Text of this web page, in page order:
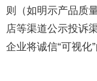
则（如明示产品质
店等渠道公示投诉
企业将诚信“可视化